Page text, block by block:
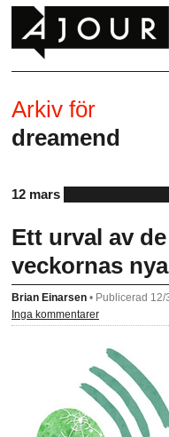
Arkiv för
dreamend
12 mars
Ett urval av
veckornas
Brian Einarsen • Publicerad 12/
Inga kommentarer